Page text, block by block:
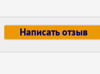
Написать отзыв